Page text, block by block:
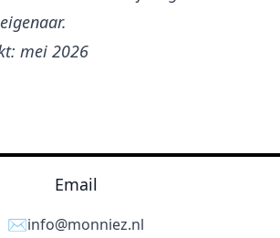
mei 2026
Email
✉️info@monniez.nl